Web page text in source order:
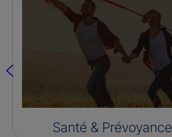
Santé & Prévoyance